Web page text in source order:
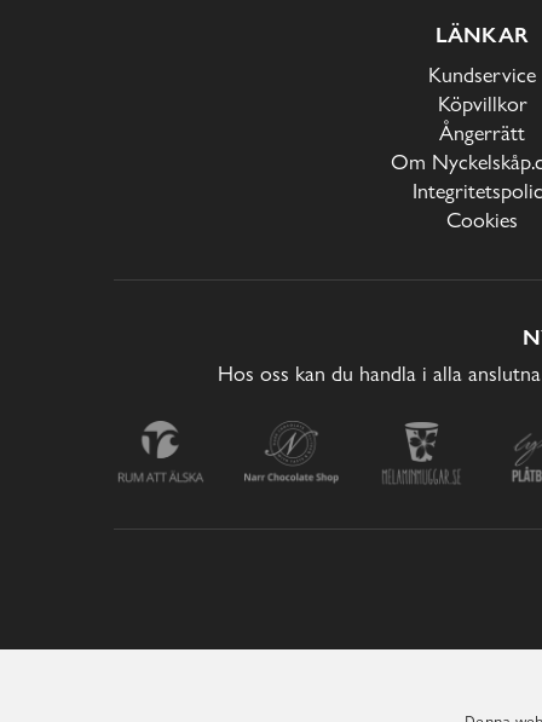
LÄNKAR
Kundservice
Köpvillkor
Ångerrätt
Om
Cookies
Hos oss kan du handla i alla